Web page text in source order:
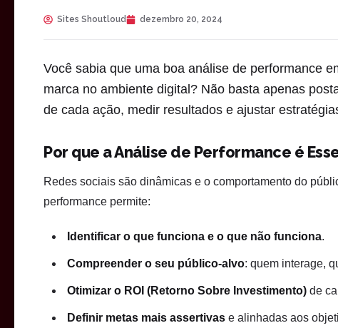
Sites Shoutloud dezembro 20, 2024
Você sabia que uma boa análise de performance
marca no ambiente digital? Não basta apenas
de cada ação, medir resultados e ajustar
Por que a Análise de Performance é
Redes sociais são dinâmicas e o comportamento do
performance permite:
Identificar o que funciona e o que não funciona.
Compreender o seu público-alvo: quem interage,
Otimizar o ROI (Retorno Sobre Investimento) de
Definir metas mais assertivas e alinhadas aos